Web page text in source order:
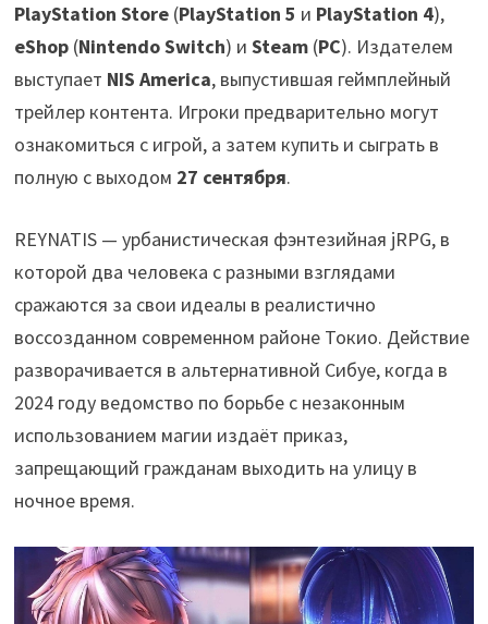
PlayStation Store(PlayStation 5 и PlayStation 4),
eShop(Nintendo Switch) и Steam(PC). Издателем
выступает NIS America, выпустившая геймплейный
трейлер контента. Игроки предварительно могут
ознакомиться с игрой, а затем купить и сыграть в
полную с выходом 27 сентября.
REYNATIS — урбанистическая фэнтезийная jRPG, в
которой два человека с разными взглядами
сражаются за свои идеалы в реалистично
воссозданном современном районе Токио. Действие
разворачивается в альтернативной Сибуе, когда в
2024 году ведомство по борьбе с незаконным
использованием магии издаёт приказ,
запрещающий гражданам выходить на улицу в
ночное время.